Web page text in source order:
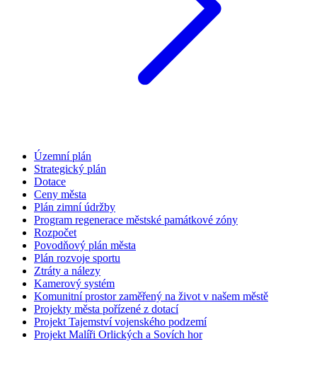
Územní plán
Strategický plán
Dotace
Ceny města
Plán zimní údržby
Program regenerace městské památkové zóny
Rozpočet
Povodňový plán města
Plán rozvoje sportu
Ztráty a nálezy
Kamerový systém
Komunitní prostor zaměřený na život v našem městě
Projekty města pořízené z dotací
Projekt Tajemství vojenského podzemí
Projekt Malíři Orlických a Sovích hor